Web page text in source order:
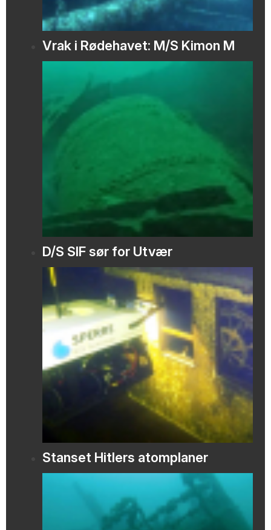
Vrak i Rødehavet: M/S Kimon M
D/S SIF sør for Utvær
Stanset Hitlers atomplaner